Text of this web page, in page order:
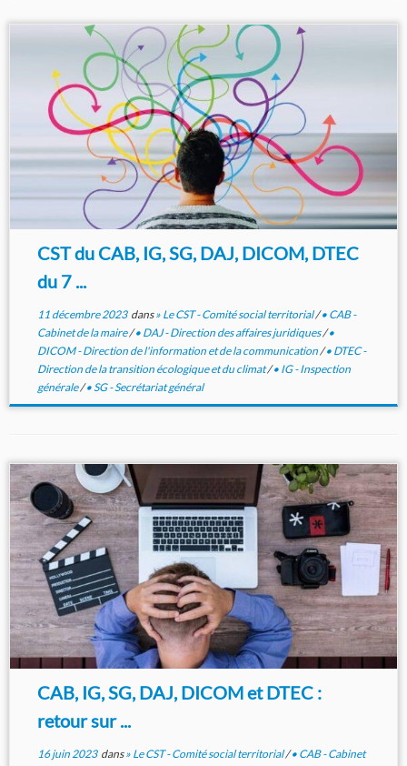
CST du CAB, IG, SG, DAJ, DICOM, DTEC
du 7 ...
11 décembre 2023dans» Le CST - Comité social territorial/• CAB -
Cabinet de la maire/• DAJ - Direction des affaires juridiques/•
DICOM - Direction de l'information et de la communication/• DTEC -
Direction de la transition écologique et du climat/• IG - Inspection
générale/• SG - Secrétariat général
CAB, IG, SG, DAJ, DICOM et DTEC :
retour sur ...
16 juin 2023dans» Le CST - Comité social territorial/• CAB - Cabinet